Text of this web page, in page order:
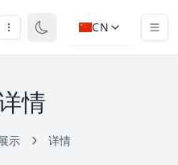
CN
情
示 详情